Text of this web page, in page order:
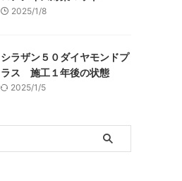
2025/1/8
シラザン５０ダイヤモンドプ
ラス 施工１年後の状態
2025/1/5